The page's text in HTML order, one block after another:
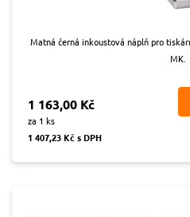
Matná černá inkoustová náplň pro
MK.
1 163,00 Kč
za 1 ks
1 407,23 Kč s DPH